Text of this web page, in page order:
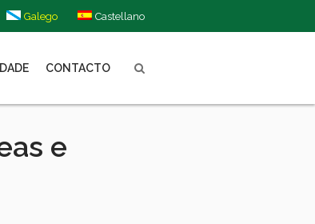
Galego Castellano
CONTACTO
e